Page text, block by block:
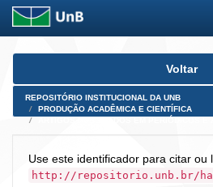
Skip
Voltar
REPOSITÓRIO INSTITUCIONAL DA UNB
PRODUÇÃO ACADÊMICA E CIENTÍFICA
Use este identificador para citar ou
http://repositorio.unb.br/